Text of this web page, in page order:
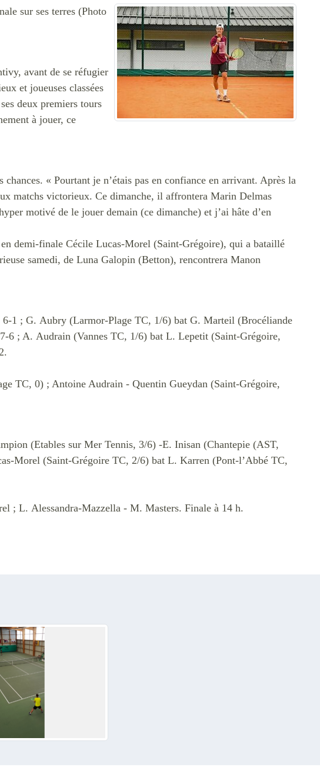
sur ses terres (Photo
avant de se réfugier
et joueuses classées
deux premiers tours
à jouer, ce
« Pourtant je n’étais pas en confiance en arrivant. Après la
matchs victorieux. Ce dimanche, il affrontera Marin Delmas
motivé de le jouer demain (ce dimanche) et j’ai hâte d’en
demi-finale Cécile Lucas-Morel (Saint-Grégoire), qui a bataillé
samedi, de Luna Galopin (Betton), rencontrera Manon
1 ; G. Aubry (Larmor-Plage TC, 1/6) bat G. Marteil (Brocéliande
; A. Audrain (Vannes TC, 1/6) bat L. Lepetit (Saint-Grégoire,
TC, 0) ; Antoine Audrain - Quentin Gueydan (Saint-Grégoire,
(Etables sur Mer Tennis, 3/6) -E. Inisan (Chantepie (AST,
Morel (Saint-Grégoire TC, 2/6) bat L. Karren (Pont-l’Abbé TC,
; L. Alessandra-Mazzella - M. Masters. Finale à 14 h.